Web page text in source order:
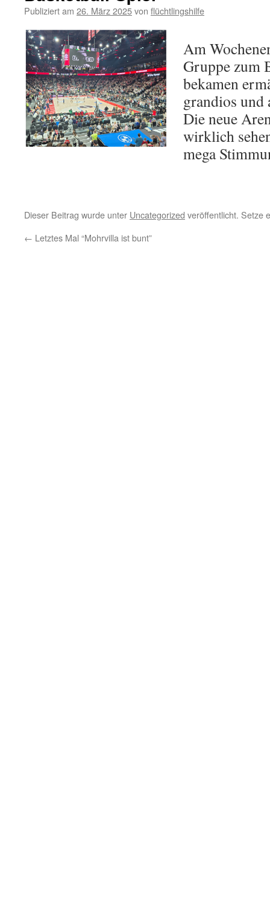
Publiziert am 26. März 2025von flüchtlingshilfe
Am
Gruppe zum
bekamen
grandios und
Die neue
wirklich
mega
Dieser Beitrag wurde unter Uncategorized veröffentlicht. Setze
← Letztes Mal “Mohrvilla ist bunt”